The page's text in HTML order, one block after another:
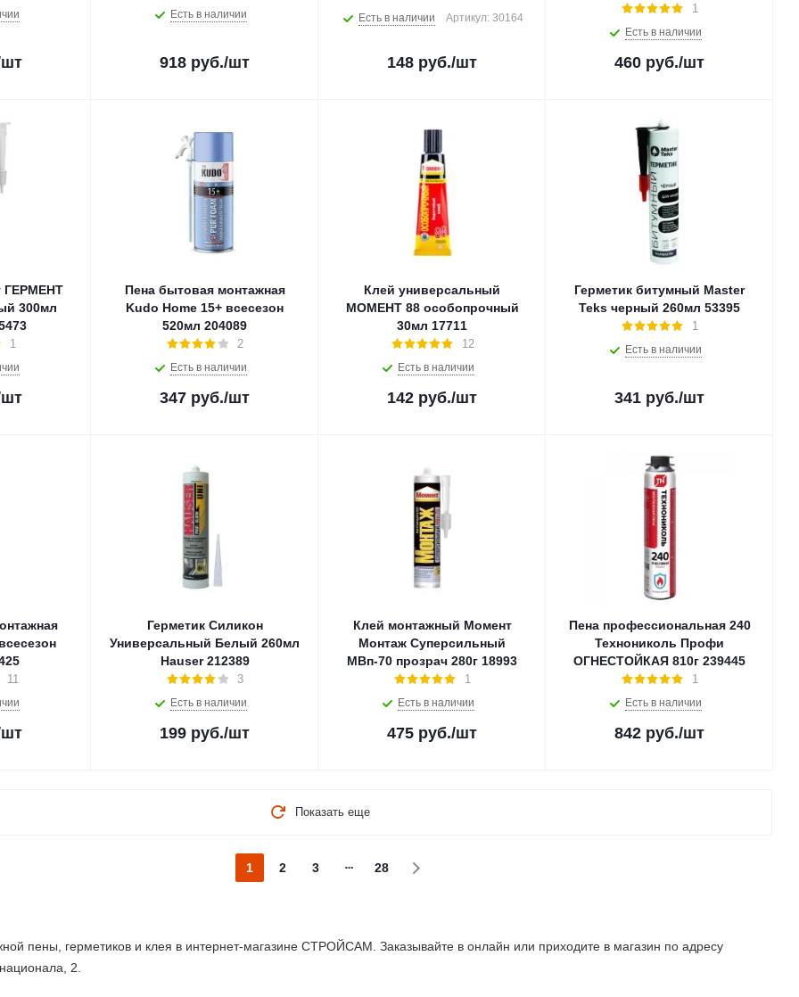
Есть в наличии
918 руб./шт
Есть в наличии Артикул: 30164
148 руб./шт
1
Есть в наличии
460 руб./шт
ГЕРМЕНТ
300мл
1
Пена бытовая монтажная
Kudo Home 15+ всесезон
520мл 204089
2
Есть в наличии
347 руб./шт
Клей универсальный
МОМЕНТ 88 особопрочный
30мл 17711
12
Есть в наличии
142 руб./шт
Герметик битумный Master
Teks черный 260мл 53395
1
Есть в наличии
341 руб./шт
46425
11
Герметик Силикон
Универсальный Белый 260мл
Hauser 212389
3
Есть в наличии
199 руб./шт
Клей монтажный Момент
Монтаж Суперсильный
МВп-70 прозрач 280г 18993
1
Есть в наличии
475 руб./шт
Пена профессиональная 240
Технониколь Профи
ОГНЕСТОЙКАЯ 810г 239445
1
Есть в наличии
842 руб./шт
Показать еще
1 2 3 28
пены, герметиков и клея в интернет-магазине СТРОЙСАМ. Заказывайте в онлайн или приходите в магазин по адресу
2.